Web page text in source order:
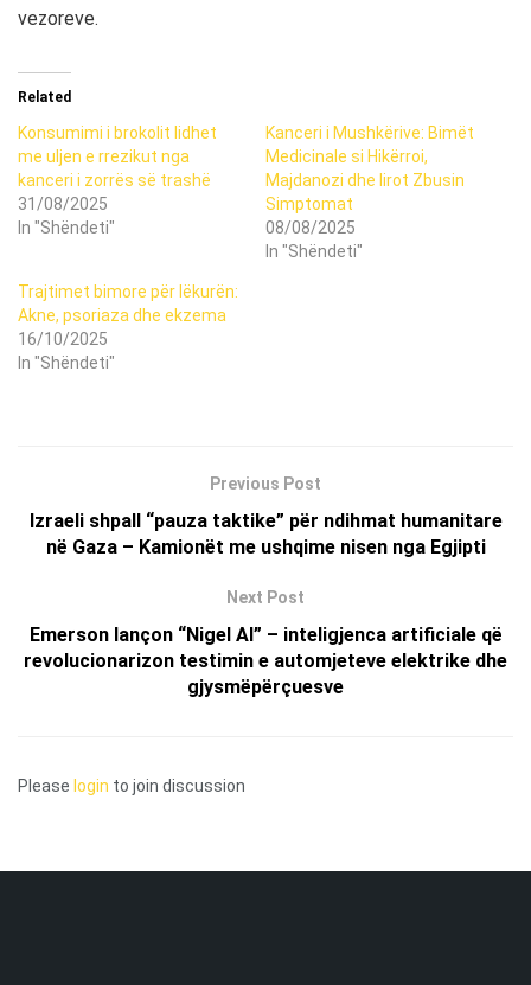
vezoreve.
Related
Konsumimi i brokolit lidhet
me uljen e rrezikut nga
kanceri i zorrës së trashë
31/08/2025
In "Shëndeti"
Kanceri i Mushkërive: Bimët
Medicinale si Hikërroi,
Majdanozi dhe Iirot Zbusin
Simptomat
08/08/2025
In "Shëndeti"
Trajtimet bimore për lëkurën:
Akne, psoriaza dhe ekzema
16/10/2025
In "Shëndeti"
Previous Post
Izraeli shpall “pauza taktike” për ndihmat humanitare
në Gaza – Kamionët me ushqime nisen nga Egjipti
Next Post
Emerson lançon “Nigel AI” – inteligjenca artificiale që
revolucionarizon testimin e automjeteve elektrike dhe
gjysmëpërçuesve
Please login to join discussion